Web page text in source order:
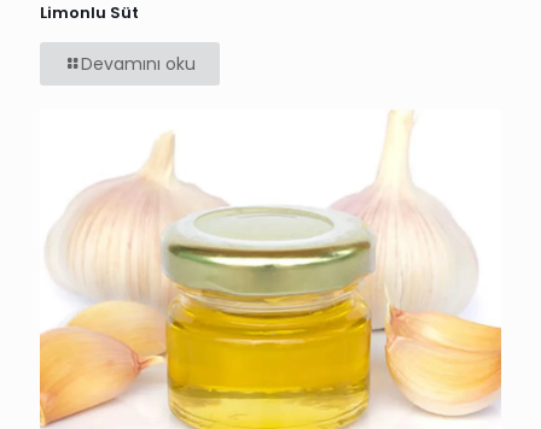
Limonlu Süt
Devamını oku